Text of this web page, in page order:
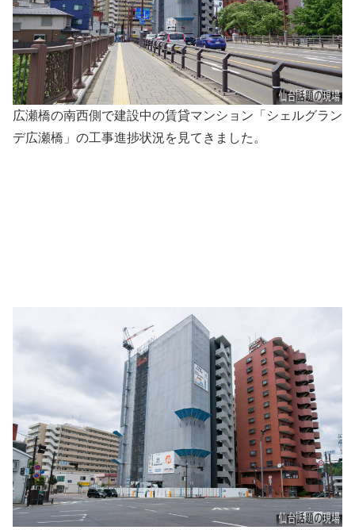
広瀬橋の南西側で建設中の賃貸マンション「シェルグラン
デ広瀬橋」の工事進捗状況を見てきました。